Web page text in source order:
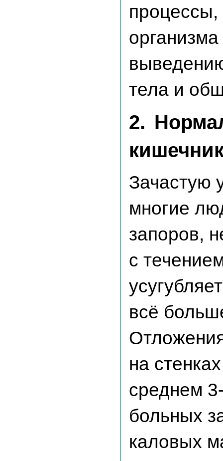
тела и
2.
Зачастую
многие
запоров,
с
всё
на
среднем
больных
каловых